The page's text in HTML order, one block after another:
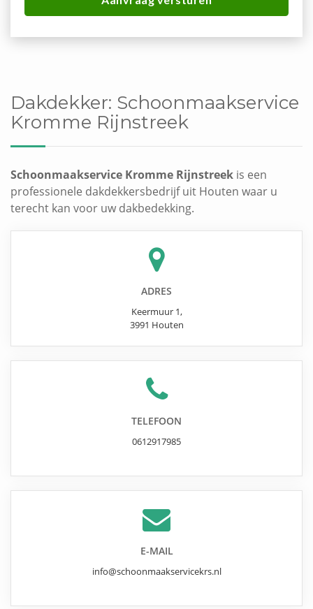
Dakdekker: Schoonmaakservice
Kromme Rijnstreek
Schoonmaakservice Kromme Rijnstreek is een
professionele dakdekkersbedrijf uit Houten waar u
terecht kan voor uw dakbedekking.
ADRES
Keermuur 1,
3991 Houten
TELEFOON
0612917985
E-MAIL
info@schoonmaakservicekrs.nl